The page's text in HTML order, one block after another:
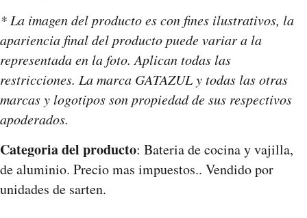
* La imagen del producto es con fines ilustrativos, la
apariencia final del producto puede variar a la
representada en la foto. Aplican todas las
restricciones. La marca GATAZUL y todas las otras
marcas y logotipos son propiedad de sus respectivos
apoderados.
Categoria del producto: Bateria de cocina y vajilla,
de aluminio. Precio mas impuestos.. Vendido por
unidades de sarten.